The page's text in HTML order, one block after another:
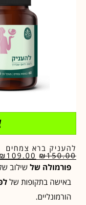
להעניק ברא צמחים
₪150.00
₪ 109.00
פורמולה של שילוב
באישה בתקופות של
הורמונליים.